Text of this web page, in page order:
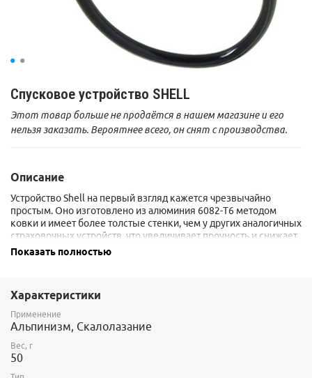
Спусковое устройство SHELL
Этот товар больше не продаётся в нашем магазине и его
нельзя заказать. Вероятнее всего, он снят с производства.
Описание
Устройство Shell на первый взгляд кажется чрезвычайно
простым. Оно изготовлено из алюминия 6082-T6 методом
ковки и имеет более толстые стенки, чем у других аналогичных
страховочных устройств, что увеличивает прочность и снижает
нагрев устройства при спуске или страховке.
Показать полностью
Характеристики
Применение
Альпинизм, Скалолазание
Вес, г
50